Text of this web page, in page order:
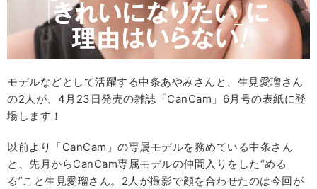
モデルなどとして活躍する中条あやみさんと、生見愛瑠さん
の2人が、4月23日発売の雑誌「CanCam」6月号の表紙に登
場します！
以前より「CanCam」の専属モデルを務めている中条さん
と、先月からCanCam専属モデルの仲間入りをした“める
る”こと生見愛瑠さん。2人が撮影で顔を合わせたのは今回が